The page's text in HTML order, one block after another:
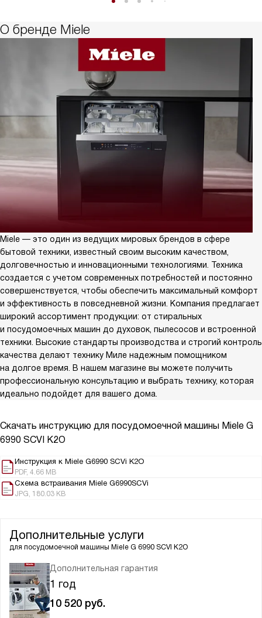
О бренде Miele
Miele — это один из ведущих мировых брендов в сфере
бытовой техники, известный своим высоким качеством,
долговечностью и инновационными технологиями. Техника
создается с учетом современных потребностей и постоянно
совершенствуется, чтобы обеспечить максимальный комфорт
и эффективность в повседневной жизни. Компания предлагает
широкий ассортимент продукции: от стиральных
и посудомоечных машин до духовок, пылесосов и встроенной
техники. Высокие стандарты производства и строгий контроль
качества делают технику Миле надежным помощником
на долгое время. В нашем магазине вы можете получить
профессиональную консультацию и выбрать технику, которая
идеально подойдет для вашего дома.
Скачать инструкцию для посудомоечной машины Miele G
6990 SCVI K2O
Инструкция к Miele G6990 SCVi K2O
PDF, 4.66 MB
Схема встраивания Miele G6990SCVi
JPG, 180.03 KB
Дополнительные услуги
для посудомоечной машины Miele G 6990 SCVI K2O
Дополнительная гарантия
1 год
10 520 руб.